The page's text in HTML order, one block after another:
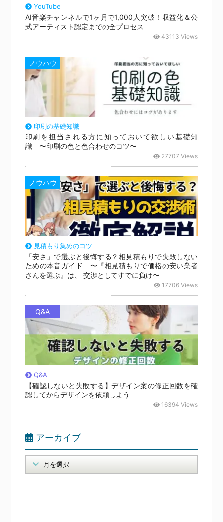
YouTube
AI音楽チャンネルで1ヶ月で1,000人突破！収益化＆公
式アーティスト認定までの全プロセス
43113 Views
ノウハウ
印刷の基礎知識
印刷を担当される方に知っておいて欲しい基礎知
識 〜印刷の色と色合わせのコツ〜
27707 Views
ノウハウ
見積もり集めのコツ
「安さ」で選ぶと後悔する？相見積もりで失敗しない
ための本音ガイド 〜『相見積もりで価格の安い業者
さんを選ぶ』は、 交渉としてすでに負け〜
17706 Views
Q&A
Q&A
【確認しないと失敗する】デザイン案の修正回数を確
認してからデザインを依頼しよう
16394 Views
アーカイブ